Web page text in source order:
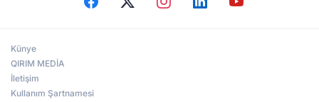
Künye
QIRIM MEDİA
İletişim
Kullanım Şartnamesi